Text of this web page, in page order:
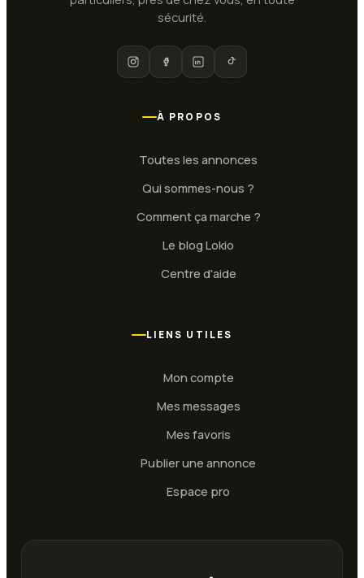
sécurité.
À PROPOS
Toutes les annonces
Qui sommes-nous ?
Comment ça marche ?
Le blog Lokio
Centre d'aide
LIENS UTILES
Mon compte
Mes messages
Mes favoris
Publier une annonce
Espace pro